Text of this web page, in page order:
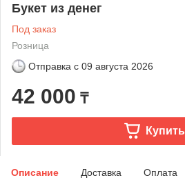
Букет из денег
Под заказ
Розница
Отправка с 09 августа 2026
42 000 ₸
Купить
Описание Доставка Оплата